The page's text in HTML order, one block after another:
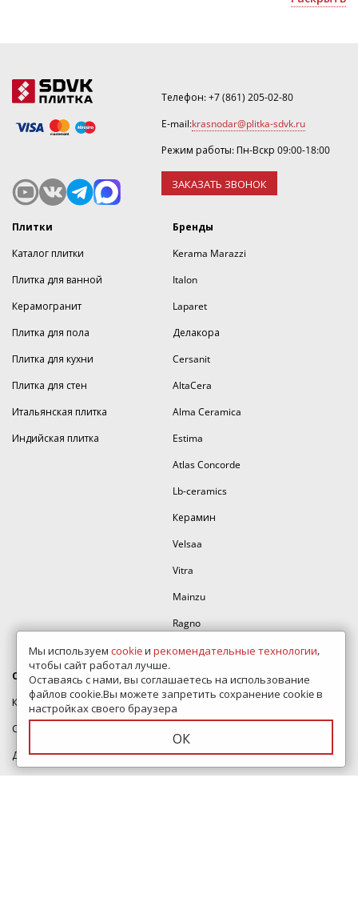
Телефон:+7 (861) 205-02-80
E-mail:krasnodar@plitka-sdvk.ru
Режим работы: Пн-Вскр 09:00-18:00
ЗАКАЗАТЬ ЗВОНОК
Плитки
Каталог плитки
Плитка для ванной
Керамогранит
Плитка для пола
Плитка для кухни
Плитка для стен
Итальянская плитка
Индийская плитка
Бренды
Kerama Marazzi
Italon
Laparet
Делакора
Cersanit
AltaCera
Alma Ceramica
Estima
Atlas Concorde
Lb-ceramics
Керамин
Velsaa
Vitra
Mainzu
Ragno
Equipe
О компании
Контакты
Сертификаты
Доставка и оплата
Помощь
Дизайн проект
Как оформить заказ
Мы используем cookieи рекомендательные технологии,
чтобы сайт работал лучше.
Оставаясь с нами, вы соглашаетесь на использование
файлов cookie.Вы можете запретить сохранение cookie в
настройках своего браузера
ОК